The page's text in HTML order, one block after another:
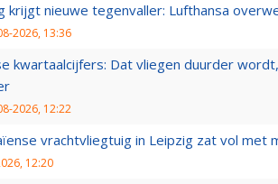
krijgt nieuwe tegenvaller: Lufthansa
2026, 13:36
kwartaalcijfers: Dat vliegen duurder
2026, 12:22
vrachtvliegtuig in Leipzig zat vol met
12:20